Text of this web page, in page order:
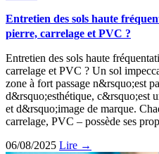
Entretien des sols haute
pierre, carrelage et PVC ?
Entretien des sols haute
carrelage et PVC ? Un sol
zone à fort passage n&rsquo;est
d&rsquo;esthétique, c&rsquo;est
et d&rsquo;image de marque.
carrelage, PVC – possède ses
06/08/2025 Lire →